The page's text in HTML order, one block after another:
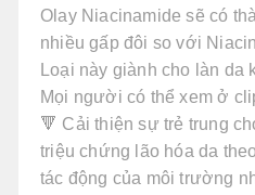
Olay Niacinamide sẽ có
nhiều gấp đôi so với
Loại này giành cho làn da
Mọi người có thể xem ở
🔻 Cải thiện sự trẻ trung
triệu chứng lão hóa da
tác động của môi trường